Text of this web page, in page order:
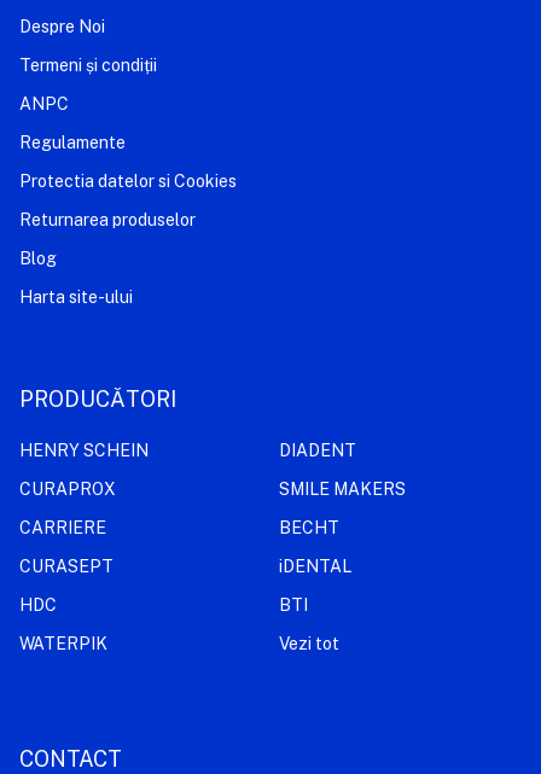
Despre Noi
Termeni și condiții
ANPC
Regulamente
Protectia datelor si Cookies
Returnarea produselor
Blog
Harta site-ului
PRODUCĂTORI
HENRY SCHEIN
CURAPROX
CARRIERE
CURASEPT
HDC
WATERPIK
DIADENT
SMILE MAKERS
BECHT
iDENTAL
BTI
Vezi tot
CONTACT